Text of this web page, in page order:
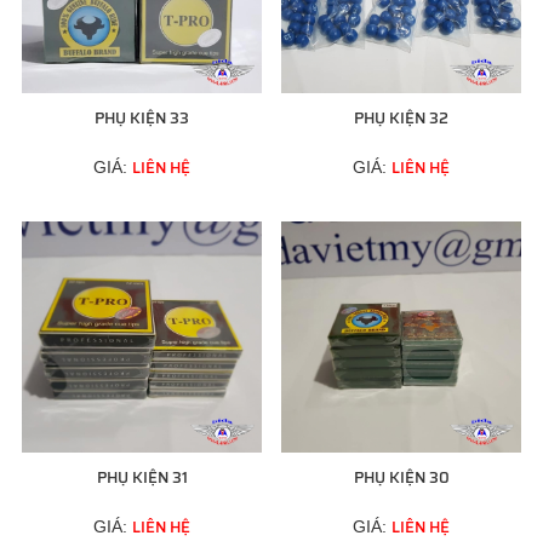
PHỤ KIỆN 33
GIÁ: LIÊN HỆ
PHỤ KIỆN 32
GIÁ: LIÊN HỆ
PHỤ KIỆN 31
GIÁ: LIÊN HỆ
PHỤ KIỆN 30
GIÁ: LIÊN HỆ